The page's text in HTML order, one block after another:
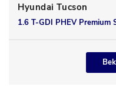
Hyundai Tucson
1.6 T-GDI PHEV Premium